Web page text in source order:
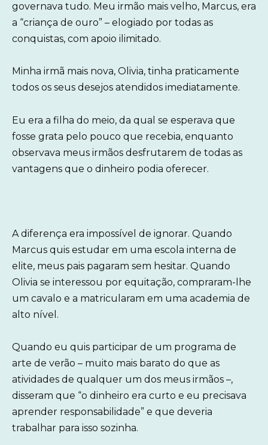
governava tudo. Meu irmão mais velho, Marcus, era
a “criança de ouro” – elogiado por todas as
conquistas, com apoio ilimitado.
Minha irmã mais nova, Olivia, tinha praticamente
todos os seus desejos atendidos imediatamente.
Eu era a filha do meio, da qual se esperava que
fosse grata pelo pouco que recebia, enquanto
observava meus irmãos desfrutarem de todas as
vantagens que o dinheiro podia oferecer.
A diferença era impossível de ignorar. Quando
Marcus quis estudar em uma escola interna de
elite, meus pais pagaram sem hesitar. Quando
Olivia se interessou por equitação, compraram-lhe
um cavalo e a matricularam em uma academia de
alto nível.
Quando eu quis participar de um programa de
arte de verão – muito mais barato do que as
atividades de qualquer um dos meus irmãos –,
disseram que “o dinheiro era curto e eu precisava
aprender responsabilidade” e que deveria
trabalhar para isso sozinha.